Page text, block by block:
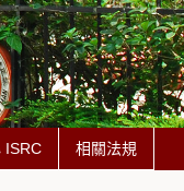
ISRC 相關法規